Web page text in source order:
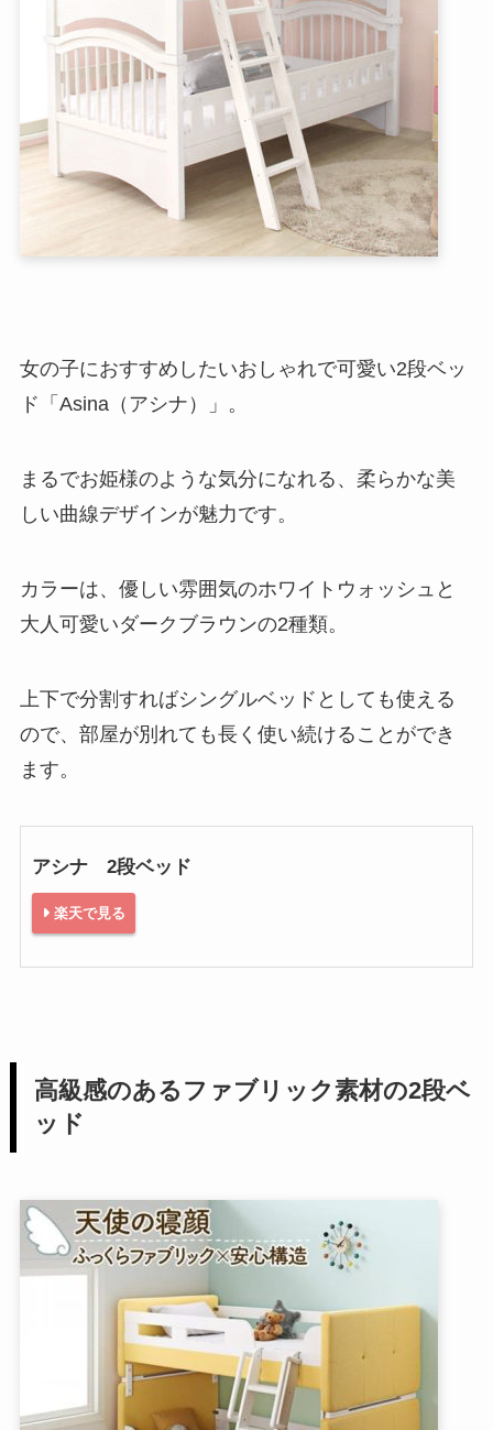
女の子におすすめしたいおしゃれで可愛い2段ベッ
ド「Asina（アシナ）」。
まるでお姫様のような気分になれる、柔らかな美
しい曲線デザインが魅力です。
カラーは、優しい雰囲気のホワイトウォッシュと
大人可愛いダークブラウンの2種類。
上下で分割すればシングルベッドとしても使える
ので、部屋が別れても長く使い続けることができ
ます。
アシナ 2段ベッド
楽天で見る
高級感のあるファブリック素材の2段ベ
ッド